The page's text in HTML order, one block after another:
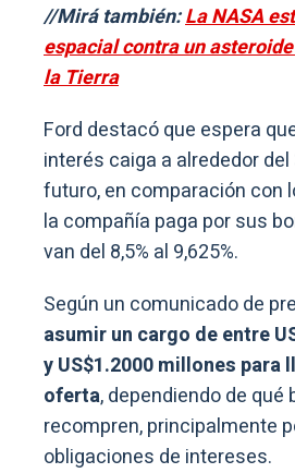
//Mirá también:La NASA
espacial contra un
la Tierra
Ford destacó que espera
interés caiga a alrededor del
futuro, en comparación con
la compañía paga por sus
van del 8,5% al 9,625%.
Según un comunicado de
asumir un cargo de entre
y US$1.2000 millones para
oferta, dependiendo de qué
recompren, principalmente
obligaciones de intereses.